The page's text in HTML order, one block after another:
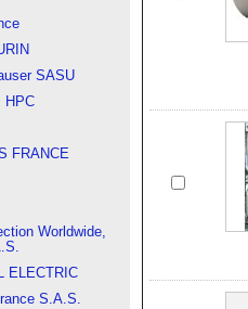
SASU
HPC
FRANCE
Worldwide,
ELECTRIC
S.A.S.